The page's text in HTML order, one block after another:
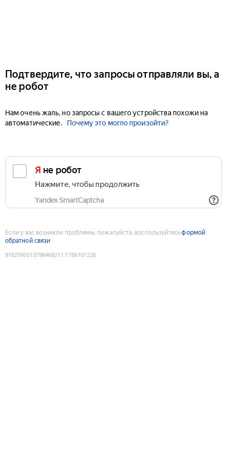
Подтвердите, что запросы отправляли вы, а
не робот
Нам очень жаль, но запросы с вашего устройства похожи на
автоматические.
Почему это могло произойти?
Я не робот
Нажмите, чтобы продолжить
Yandex SmartCaptcha
Если у вас возникли проблемы, пожалуйста, воспользуйтесьформой
обратной связи
9182760013798469211 :1786101228